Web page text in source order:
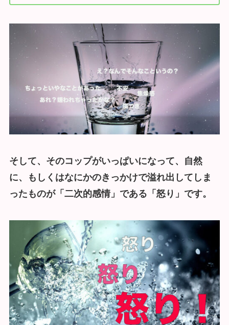
そして、そのコップがいっぱいになって、自然
に、もしくはなにかのきっかけで溢れ出してしま
ったものが「二次的感情」である「怒り」です。